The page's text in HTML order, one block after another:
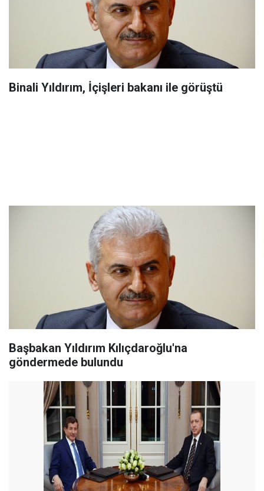
Binali Yıldırım, İçişleri bakanı ile görüştü
Başbakan Yıldırım Kılıçdaroğlu'na
göndermede bulundu